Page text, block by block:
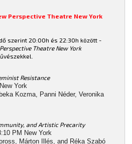
Perspective Theatre New York
szerint 20:00h és 22:30h között -
Theatre New York
Resistance
York
Kozma, Panni Néder, Veronika
and Artistic Precarity
PM New York
Márton Illés, and Réka Szabó